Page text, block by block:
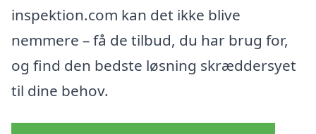
inspektion.com kan det ikke blive
nemmere – få de tilbud, du har brug for,
og find den bedste løsning skræddersyet
til dine behov.